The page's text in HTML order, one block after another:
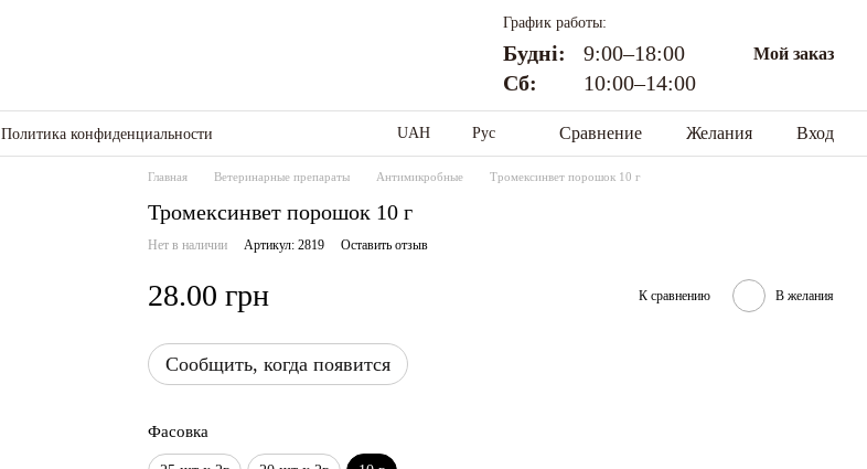
График работы:
Будні:
9:00–18:00
Сб:
10:00–14:00
Мой заказ
Политика конфиденциальности
UAH Рус Сравнение Желания Вход
Главная Ветеринарные препараты Антимикробные Тромексинвет порошок 10 г
Тромексинвет порошок 10 г
Нет в наличии Артикул: 2819 Оставить отзыв
28.00 грн К сравнению В желания
Сообщить, когда появится
Фасовка